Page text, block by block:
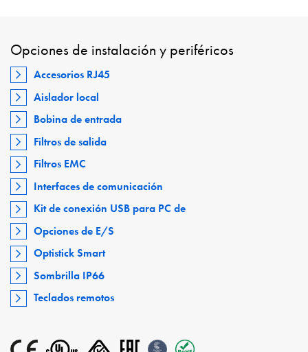
Opciones de instalación y periféricos
Accesorios RJ45
Aislador local
Bobina de entrada
Filtros de salida
Filtros EMC
Interfaces de comunicación
Kit de conexión USB para PC de
Opciones de E/S
Optistick Smart
Sombrilla IP66
Teclados remotos